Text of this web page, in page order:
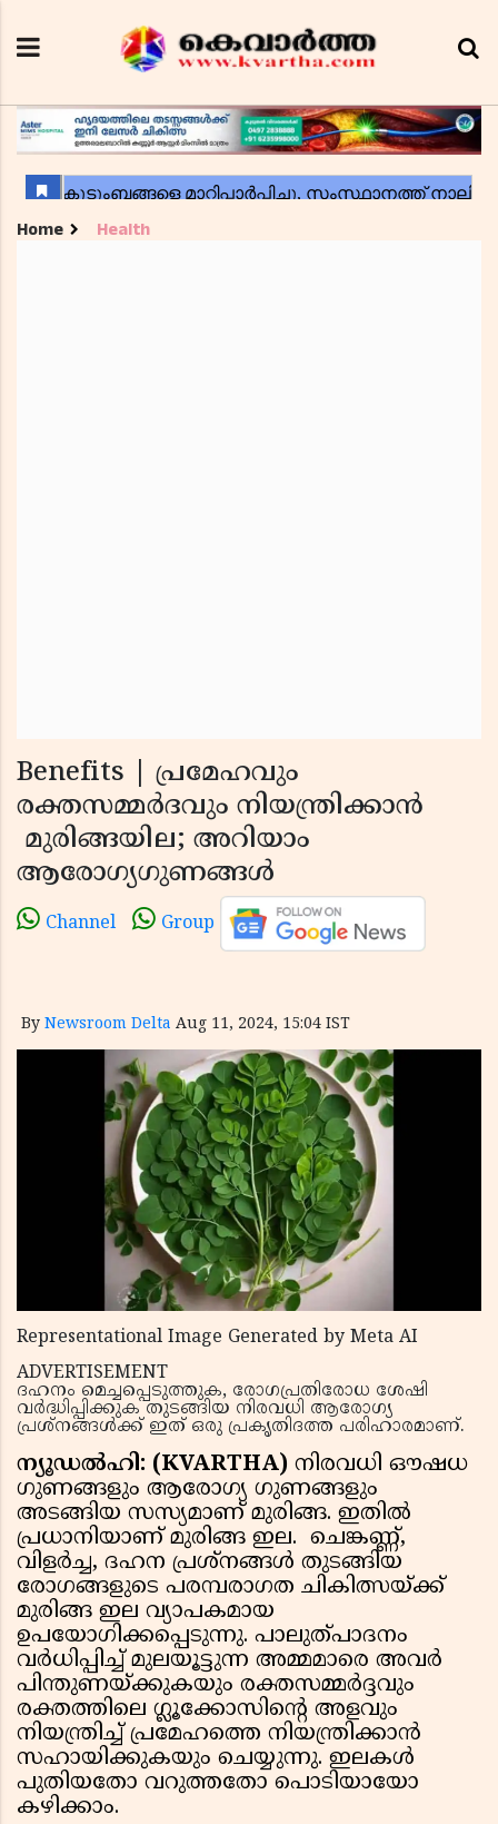
Home Health
Benefits | പ്രമേഹവും
രക്തസമ്മര്‍ദവും നിയന്ത്രിക്കാന്‍
മുരിങ്ങയില; അറിയാം
ആരോഗ്യഗുണങ്ങള്‍
Channel Group
By Newsroom Delta Aug 11, 2024, 15:04 IST
Representational Image Generated by Meta AI
ADVERTISEMENT
ദഹനം മെച്ചപ്പെടുത്തുക, രോഗപ്രതിരോധ ശേഷി
വർദ്ധിപ്പിക്കുക തുടങ്ങിയ നിരവധി ആരോഗ്യ
പ്രശ്നങ്ങൾക്ക് ഇത് ഒരു പ്രകൃതിദത്ത പരിഹാരമാണ്.
ന്യൂഡൽഹി: (KVARTHA) നിരവധി ഔഷധ
ഗുണങ്ങളും ആരോഗ്യ ഗുണങ്ങളും
അടങ്ങിയ സസ്യമാണ് മുരിങ്ങ. ഇതില്‍
പ്രധാനിയാണ് മുരിങ്ങ ഇല. ചെങ്കണ്ണ്,
വിളര്‍ച്ച, ദഹന പ്രശ്‌നങ്ങള്‍ തുടങ്ങിയ
രോഗങ്ങളുടെ പരമ്പരാഗത ചികിത്സയ്ക്ക്
മുരിങ്ങ ഇല വ്യാപകമായ
ഉപയോഗിക്കപ്പെടുന്നു. പാലുത്പാദനം
വര്‍ധിപ്പിച്ച് മുലയൂട്ടുന്ന അമ്മമാരെ അവര്‍
പിന്തുണയ്ക്കുകയും രക്തസമ്മര്‍ദ്ദവും
രക്തത്തിലെ ഗ്ലൂക്കോസിന്റെ അളവും
നിയന്ത്രിച്ച് പ്രമേഹത്തെ നിയന്ത്രിക്കാന്‍
സഹായിക്കുകയും ചെയ്യുന്നു. ഇലകള്‍
പുതിയതോ വറുത്തതോ പൊടിയായോ
കഴിക്കാം.